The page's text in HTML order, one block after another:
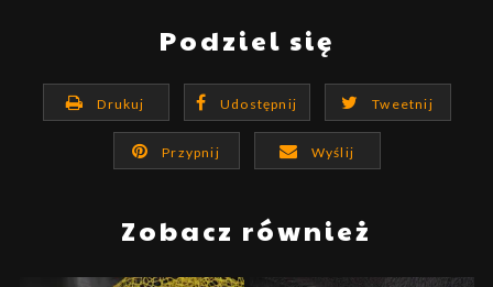
Podziel się
Drukuj Udostępnij Tweetnij
Przypnij Wyślij
Zobacz również